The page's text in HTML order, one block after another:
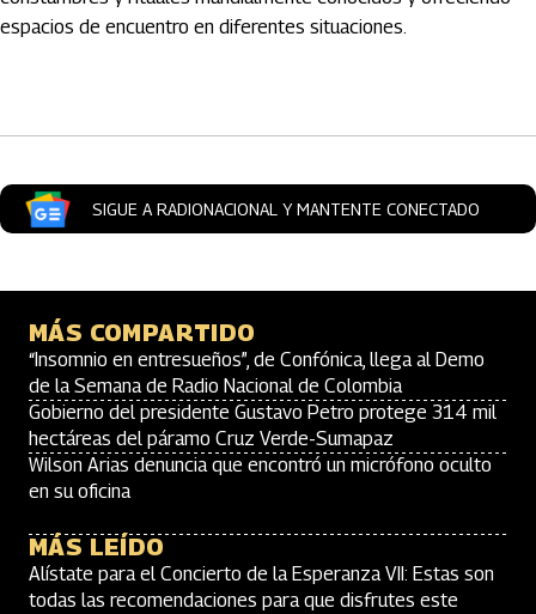
espacios de encuentro en diferentes situaciones.
SIGUE A RADIONACIONAL Y MANTENTE CONECTADO
MÁS COMPARTIDO
“Insomnio en entresueños”, de Confónica, llega al Demo
de la Semana de Radio Nacional de Colombia
Gobierno del presidente Gustavo Petro protege 314 mil
hectáreas del páramo Cruz Verde-Sumapaz
Wilson Arias denuncia que encontró un micrófono oculto
en su oficina
MÁS LEÍDO
Alístate para el Concierto de la Esperanza VII: Estas son
todas las recomendaciones para que disfrutes este